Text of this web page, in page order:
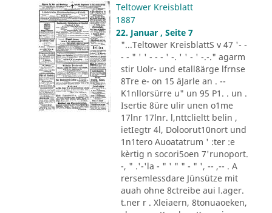
Teltower Kreisblatt
1887
22. Januar , Seite 7
"...Teltower KreisblattS v 47 '- -
- - " ' ' - - - ' -. ' ' - ' -.-." agarm
stir Uolr- und etall8ärge lfrnse
8Tre e- on 15 äJarle an . --
K1nllorsürre u" un 95 P1. . un .
Isertie 8üre ulir unen o1me
17lnr 17lnr. l,nttclieltt belin ,
ietIegtr 4l, Doloorut10nort und
1n1tero Auoatatrum ' :ter :e
kèrtig n socori5oen 7'runoport.
-, " .'-'la - " ' " " - " ', -- ,-- . A
rersemlessdare Jünsütze mit
auah ohne 8ctreibe aui l.ager.
t.ner r . Xleiaern, 8tonuaoeken,